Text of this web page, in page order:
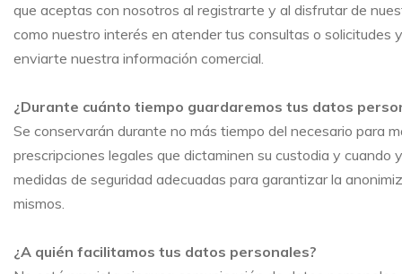
que aceptas con nosotros al registrarte y al disfrutar de
como nuestro interés en atender tus consultas o solicitudes
enviarte nuestra información comercial.
¿Durante cuánto tiempo guardaremos tus datos
Se conservarán durante no más tiempo del necesario para
prescripciones legales que dictaminen su custodia y cuando
medidas de seguridad adecuadas para garantizar la
mismos.
¿A quién facilitamos tus datos personales?